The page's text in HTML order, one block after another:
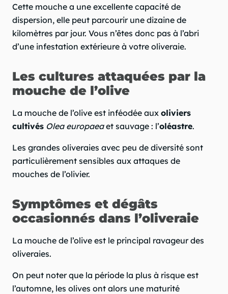
Cette mouche a une excellente capacité de
dispersion, elle peut parcourir une dizaine de
kilomètres par jour. Vous n’êtes donc pas à l’abri
d’une infestation extérieure à votre oliveraie.
Les cultures attaquées par la
mouche de l’olive
La mouche de l’olive est inféodée aux oliviers
cultivés Olea europaeaet sauvage : l’oléastre.
Les grandes oliveraies avec peu de diversité sont
particulièrement sensibles aux attaques de
mouches de l’olivier.
Symptômes et dégâts
occasionnés dans l’oliveraie
La mouche de l’olive est le principal ravageur des
oliveraies.
On peut noter que la période la plus à risque est
l’automne, les olives ont alors une maturité